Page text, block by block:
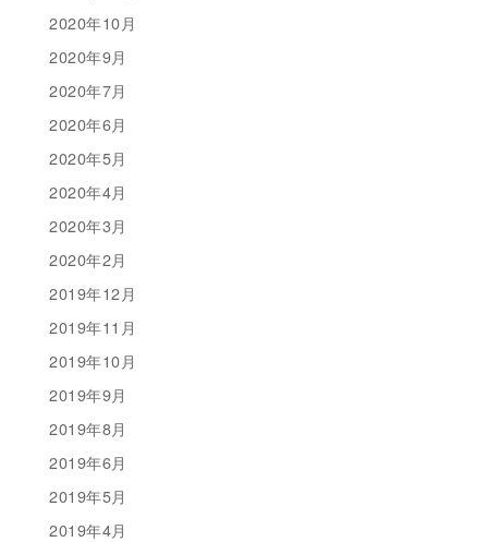
2020年10月
2020年9月
2020年7月
2020年6月
2020年5月
2020年4月
2020年3月
2020年2月
2019年12月
2019年11月
2019年10月
2019年9月
2019年8月
2019年6月
2019年5月
2019年4月